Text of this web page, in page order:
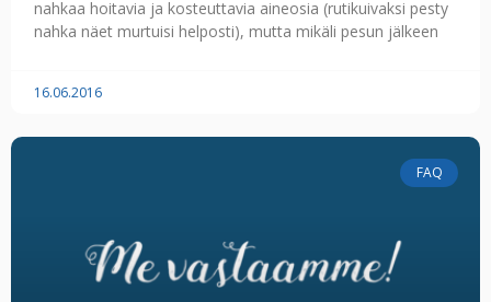
nahkaa hoitavia ja kosteuttavia aineosia (rutikuivaksi pesty
nahka näet murtuisi helposti), mutta mikäli pesun jälkeen
16.06.2016
FAQ